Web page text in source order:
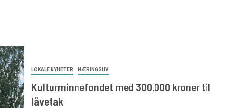
LOKALE NYHETER NÆRINGSLIV
Kulturminnefondet med 300.000 kroner til
låvetak